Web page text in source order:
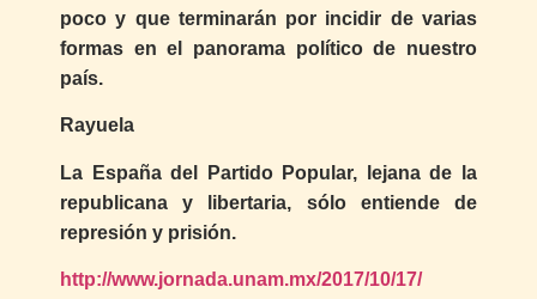
poco y que terminarán por incidir de varias
formas en el panorama político de nuestro
país.
Rayuela
La España del Partido Popular, lejana de la
republicana y libertaria, sólo entiende de
represión y prisión.
http://www.jornada.unam.mx/2017/10/17/